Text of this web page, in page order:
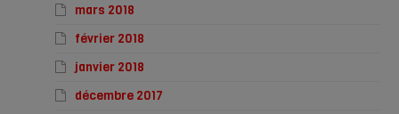
mars 2018
février 2018
janvier 2018
décembre 2017